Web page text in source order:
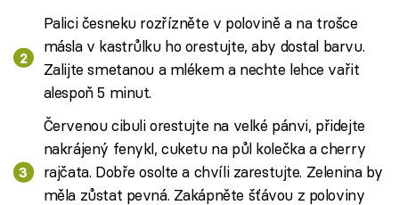
Palici česneku rozřízněte v polovině a na trošce
másla v kastrůlku ho orestujte, aby dostal barvu.
Zalijte smetanou a mlékem a nechte lehce vařit
alespoň 5 minut.
Červenou cibuli orestujte na velké pánvi, přidejte
nakrájený fenykl, cuketu na půl kolečka a cherry
rajčata. Dobře osolte a chvíli zarestujte. Zelenina by
měla zůstat pevná. Zakápněte šťávou z poloviny